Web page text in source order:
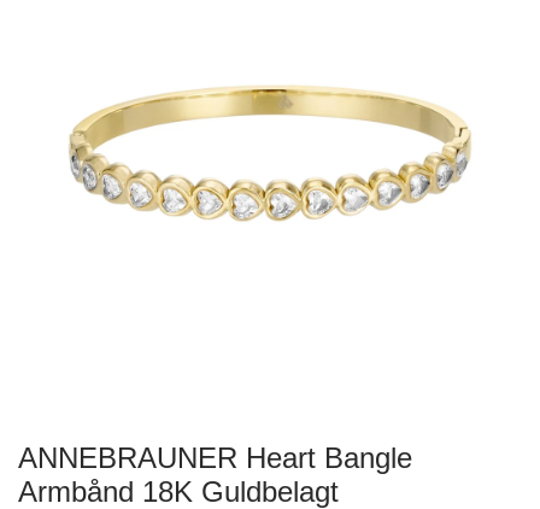
ANNEBRAUNER Heart Bangle
Armbånd 18K Guldbelagt